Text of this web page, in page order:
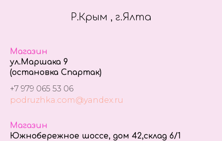
Р.Крым , г.Ялта
Магазин
ул.Маршака 9
(остановка Спартак)
+7 979 065 53 06
podruzhka.com@yandex.ru
Магазин
Южнобережное шоссе, дом 42,склад 6/1